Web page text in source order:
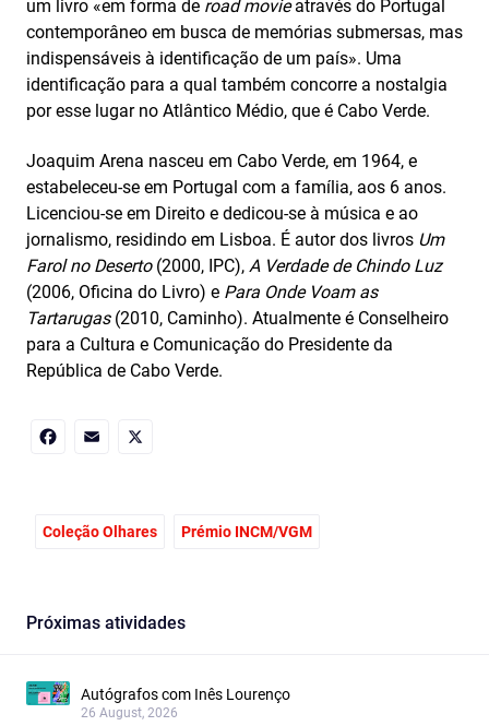
um livro «em forma de road movieatravés do Portugal
contemporâneo em busca de memórias submersas, mas
indispensáveis à identificação de um país». Uma
identificação para a qual também concorre a nostalgia
por esse lugar no Atlântico Médio, que é Cabo Verde.
Joaquim Arena nasceu em Cabo Verde, em 1964, e
estabeleceu-se em Portugal com a família, aos 6 anos.
Licenciou-se em Direito e dedicou-se à música e ao
jornalismo, residindo em Lisboa. É autor dos livros Um
Farol no Deserto(2000, IPC), A Verdade de Chindo Luz
(2006, Oficina do Livro) e Para Onde Voam as
Tartarugas(2010, Caminho). Atualmente é Conselheiro
para a Cultura e Comunicação do Presidente da
República de Cabo Verde.
Coleção Olhares Prémio INCM/VGM
Próximas atividades
Autógrafos com Inês Lourenço
26 August, 2026